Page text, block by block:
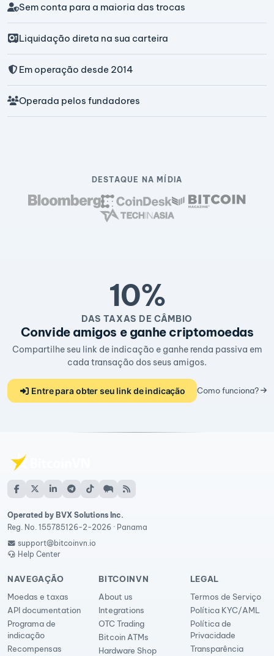
Sem conta para a maioria das trocas
Liquidação direta na sua carteira
Em operação desde 2014
Operada pelos fundadores
DESTAQUE NA MÍDIA
10%
DAS TAXAS DE CÂMBIO
Convide amigos e ganhe criptomoedas
Compartilhe seu link de indicação e ganhe renda passiva em
cada transação dos seus amigos.
Entre para obter seu link de indicação Como funciona?
Operated by BVX Solutions Inc.
Reg. No. 155785126-2-2026 · Panama
support@bitcoinvn.io
Help Center
NAVEGAÇÃO
Moedas e taxas
API documentation
Programa de
indicação
Recompensas
BITCOINVN
About us
Integrations
OTC Trading
Bitcoin ATMs
Hardware Shop
LEGAL
Termos de Serviço
Política KYC/AML
Política de
Privacidade
Transparência